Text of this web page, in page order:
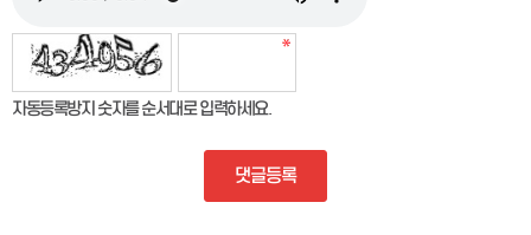
자동등록방지 숫자를 순서대로 입력하세요.
댓글등록